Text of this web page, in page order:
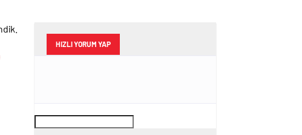
HIZLI YORUM YAP